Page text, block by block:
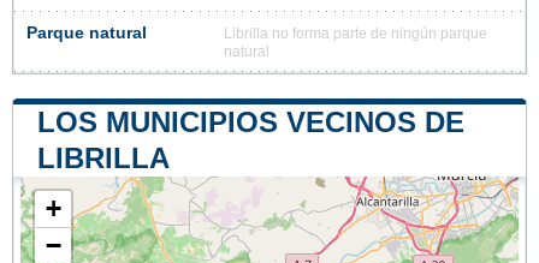
Parque natural
Librilla no forma parte de ningún parque
natural
LOS MUNICIPIOS VECINOS DE
LIBRILLA
+
−